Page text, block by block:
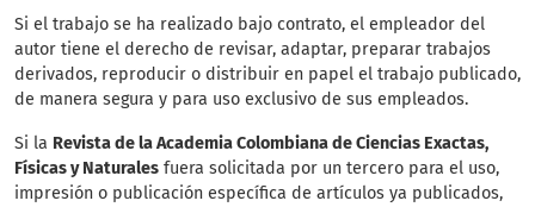
Si el trabajo se ha realizado bajo contrato, el empleador del
autor tiene el derecho de revisar, adaptar, preparar trabajos
derivados, reproducir o distribuir en papel el trabajo publicado,
de manera segura y para uso exclusivo de sus empleados.
Si la Revista de la Academia Colombiana de Ciencias Exactas,
Físicas y Naturales fuera solicitada por un tercero para el uso,
impresión o publicación específica de artículos ya publicados,